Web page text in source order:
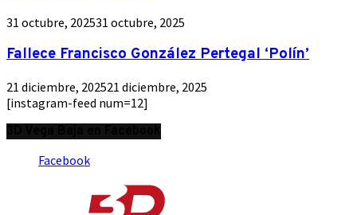
31 octubre, 202531 octubre, 2025
Fallece Francisco González Pertegal ‘Polín’
21 diciembre, 202521 diciembre, 2025
[instagram-feed num=12]
Facebook